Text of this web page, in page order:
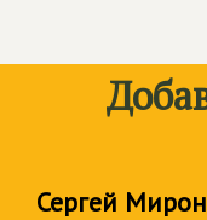
Сергей